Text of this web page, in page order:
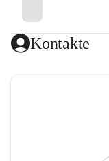
Kontakte